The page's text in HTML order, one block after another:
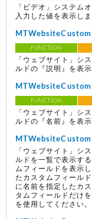
「ビデオ」システム
入力した値を表示しま
FUNCTION
「ウェブサイト」シ
ルドの『説明』を表示
FUNCTION
「ウェブサイト」シ
ルドの『名前』を表示
「ウェブサイト」シ
ルドを一覧で表示す
ムフィールドを表示
たカスタムフィール
に名前を指定したカ
タムフィールドだけ
を使用してください。